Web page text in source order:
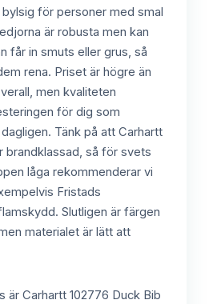
för personer med smal
är robusta men kan
får in smuts eller grus, så
rena. Priset är högre än
men kvaliteten
för dig som
Tänk på att Carhartt
brandklassad, så för svets
låga rekommenderar vi
Fristads
Slutligen är färgen
materialet är lätt att
är Carhartt 102776 Duck Bib